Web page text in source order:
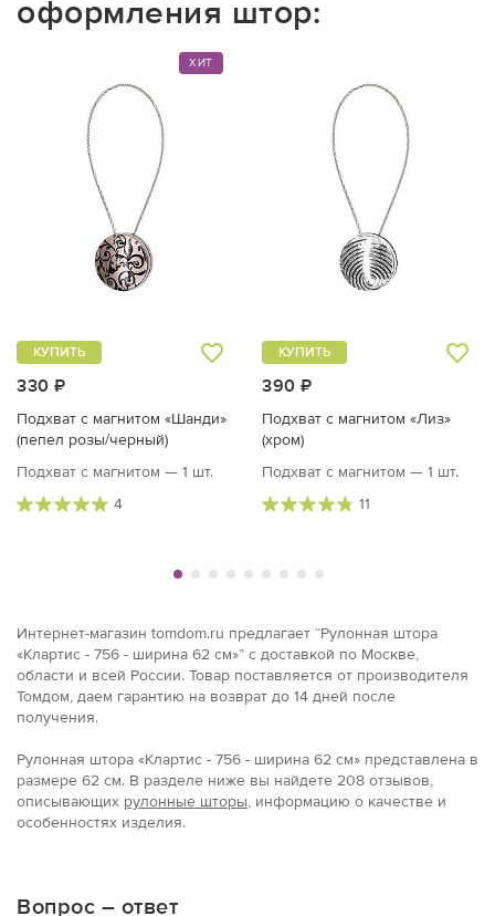
оформления штор:
ХИТ
330 ₽
КУПИТЬ
Подхват с магнитом «Шанди»
(пепел розы/черный)
Подхват с магнитом — 1 шт.
4
390 ₽
КУПИТЬ
Подхват с магнитом «Лиз»
(хром)
Подхват с магнитом — 1 шт.
11
Интернет-магазин tomdom.ru предлагает “Рулонная штора
«Клартис - 756 - ширина 62 см»” с доставкой по Москве,
области и всей России. Товар поставляется от производителя
Томдом, даем гарантию на возврат до 14 дней после
получения.
Рулонная штора «Клартис - 756 - ширина 62 см» представлена в
размерe 62 см. В разделе ниже вы найдете 208 отзывов,
описывающих рулонные шторы, информацию о качестве и
особенностях изделия.
Вопрос – ответ